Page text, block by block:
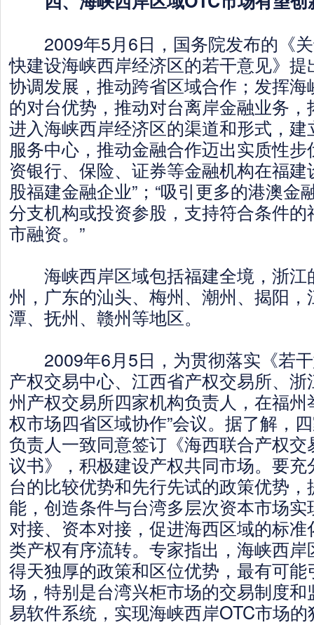
2009年5月6日，国务院发布的《关
快建设海峡西岸经济区的若干意见》提
协调发展，推动跨省区域合作；发挥
的对台优势，推动对台离岸金融业务
进入海峡西岸经济区的渠道和形式，
服务中心，推动金融合作迈出实质性步
资银行、保险、证券等金融机构在福
股福建金融企业”；“吸引更多的港澳金
分支机构或投资参股，支持符合条件
市融资。”
海峡西岸区域包括福建全境，浙江
州，广东的汕头、梅州、潮州、揭阳
潭、抚州、赣州等地区。
2009年6月5日，为贯彻落实《若干
产权交易中心、江西省产权交易所、
州产权交易所四家机构负责人，在福州
权市场四省区域协作”会议。据了解，
负责人一致同意签订《海西联合产权
议书》，积极建设产权共同市场。要
台的比较优势和先行先试的政策优势
能，创造条件与台湾多层次资本市场
对接、资本对接，促进海西区域的标
类产权有序流转。专家指出，海峡西
得天独厚的政策和区位优势，最有可
场，特别是台湾兴柜市场的交易制度
易软件系统，实现海峡西岸OTC市场